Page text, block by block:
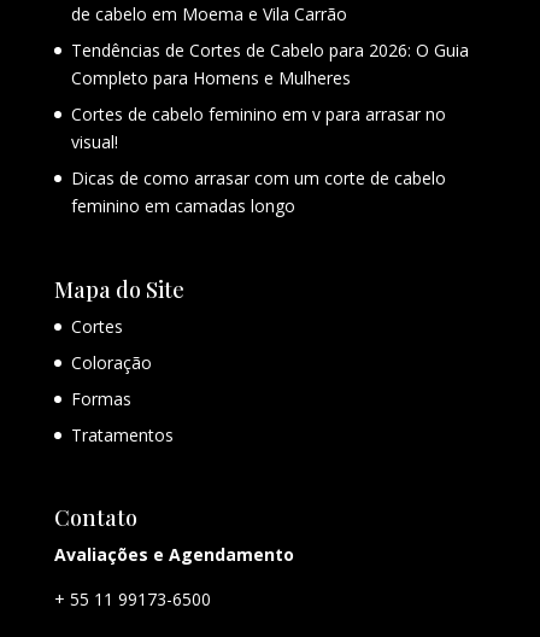
de cabelo em Moema e Vila Carrão
Tendências de Cortes de Cabelo para 2026: O Guia
Completo para Homens e Mulheres
Cortes de cabelo feminino em v para arrasar no
visual!
Dicas de como arrasar com um corte de cabelo
feminino em camadas longo
Mapa do Site
Cortes
Coloração
Formas
Tratamentos
Contato
Avaliações e Agendamento
+ 55 11 99173-6500